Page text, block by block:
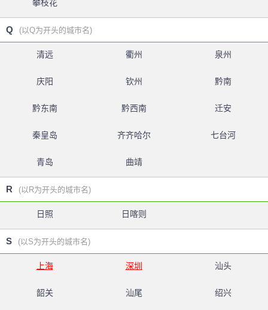
攀枝花
Q (以Q为开头的城市名)
清远 衢州 泉州
庆阳 钦州 黔南
黔东南 黔西南 迁安
秦皇岛 齐齐哈尔 七台河
青岛 曲靖
R (以R为开头的城市名)
日照 日喀则
S (以S为开头的城市名)
上海 深圳 汕头
韶关 汕尾 绍兴